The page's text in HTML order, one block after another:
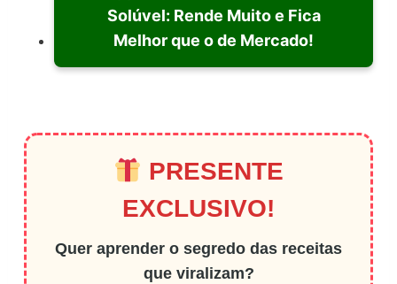
Solúvel: Rende Muito e Fica
Melhor que o de Mercado!
PRESENTE
EXCLUSIVO!
Quer aprender o segredo das receitas
que viralizam?